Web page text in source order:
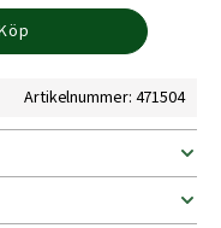
Artikelnummer: 471504